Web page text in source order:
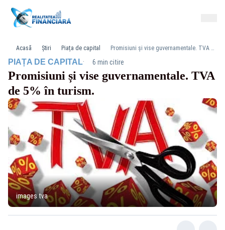
Acasă Știri Piața de capital Promisiuni și vise guvernamentale. TVA de 5% în turism.
PIAȚA DE CAPITAL· 6 min citire
Promisiuni și vise guvernamentale. TVA
de 5% în turism.
images tva